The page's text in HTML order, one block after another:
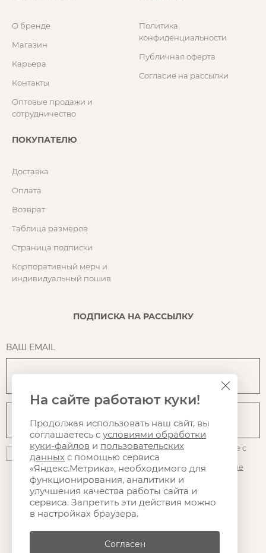
О бренде
Магазин
Карьера
Контакты
Оптовые продажи и
сотрудничество
Политика
конфиденциальности
Публичная оферта
Согласие на рассылки
ПОКУПАТЕЛЮ
Доставка
Оплата
Возврат
Таблица размеров
Страница подписки
Корпоративный мерч и
индивидуальный пошив
ПОДПИСКА НА РАССЫЛКУ
ВАШ EMAIL
Нажимая на кнопку "Подписаться", вы даете согласие с
политикой конфиденциальности, на
файлов кукии Яндекс.Метрики, а так же наполучение
рассылки, в том числе рекламной
На сайте работают куки!
Продолжая использовать наш сайт, вы
соглашаетесь с условиями обработки
куки-файлов и пользовательских
данных с помощью сервиса
«Яндекс.Метрика», необходимого для
функционирования, аналитики и
улучшения качества работы сайта и
сервиса. Запретить эти действия можно
в настройках браузера.
Согласен